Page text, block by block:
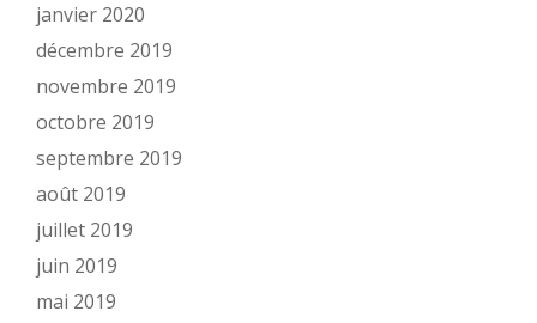
janvier 2020
décembre 2019
novembre 2019
octobre 2019
septembre 2019
août 2019
juillet 2019
juin 2019
mai 2019